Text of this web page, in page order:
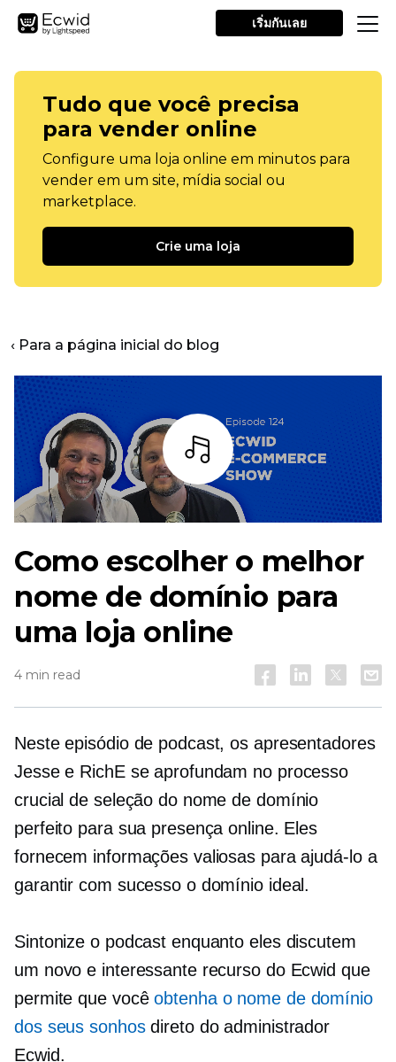
เริ่มกันเลย
Tudo que você precisa
para vender online
Configure uma loja online em minutos para
vender em um site, mídia social ou
marketplace.
Crie uma loja
‹ Para a página inicial do blog
Ouça
Como escolher o melhor
nome de domínio para
uma loja online
4 min read
Neste episódio de podcast, os apresentadores
Jesse e RichE se aprofundam no processo
crucial de seleção do nome de domínio
perfeito para sua presença online. Eles
fornecem informações valiosas para ajudá-lo a
garantir com sucesso o domínio ideal.
Sintonize o podcast enquanto eles discutem
um novo e interessante recurso do Ecwid que
permite que vocêobtenha o nome de domínio
dos seus sonhosdireto do administrador
Ecwid.